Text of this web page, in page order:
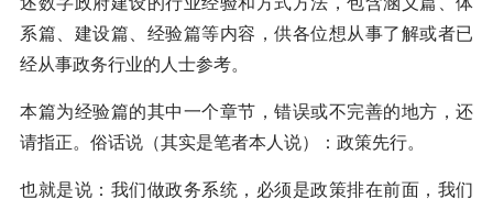
系篇、建设篇、经验篇等内容，供各位想从事了解或者已
经从事政务行业的人士参考。
本篇为经验篇的其中一个章节，错误或不完善的地方，还
请指正。俗话说（其实是笔者本人说）：政策先行。
也就是说：我们做政务系统，必须是政策排在前面，我们